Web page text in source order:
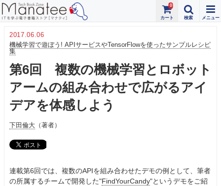
0
2017.06.06
機械学習で遊ぼう! APIサービスやTensorFlowを使ったサンプルレシピ
集
第6回 複数の機械学習とロボット
アームの組み合わせで広がるアイ
デアを体感しよう
下田倫大 （著者）
連載第6回では、複数のAPIを組み合わせたデモの例として、筆者
の所属するチームで開発した"FindYourCandy"というデモをご紹